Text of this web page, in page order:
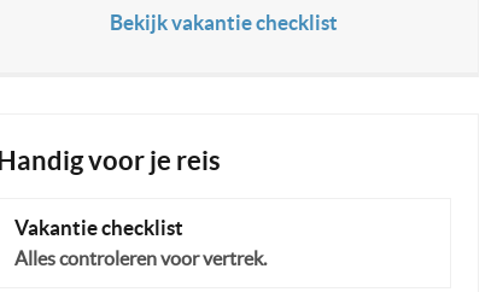
Bekijk vakantie checklist
voor je reis
Vakantie checklist
Alles controleren voor vertrek.